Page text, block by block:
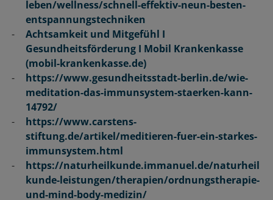
leben/wellness/schnell-effektiv-neun-besten-
entspannungstechniken
Achtsamkeit und Mitgefühl I
Gesundheitsförderung I Mobil Krankenkasse
(mobil-krankenkasse.de)
https://www.gesundheitsstadt-berlin.de/wie-
meditation-das-immunsystem-staerken-kann-
14792/
https://www.carstens-
stiftung.de/artikel/meditieren-fuer-ein-starkes-
immunsystem.html
https://naturheilkunde.immanuel.de/naturheil
kunde-leistungen/therapien/ordnungstherapie-
und-mind-body-medizin/